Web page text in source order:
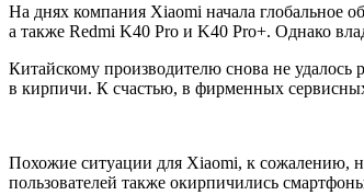
На днях компания Xiaomi начала глобальное
а также Redmi K40 Pro и K40 Pro+. Однако
Китайскому производителю снова не удалось
в кирпичи. К счастью, в фирменных
Похожие ситуации для Xiaomi, к сожалению,
пользователей также окирпичились